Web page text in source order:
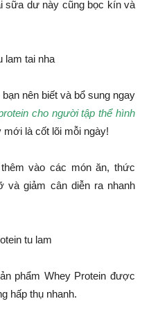
sữa dư này cũng bọc kín và
nên biết và bổ sung ngay
cho người tập thể hình
là cốt lõi mỗi ngày!
vào các món ăn, thức
và giảm cân diễn ra nhanh
phẩm Whey Protein được
hấp thụ nhanh.